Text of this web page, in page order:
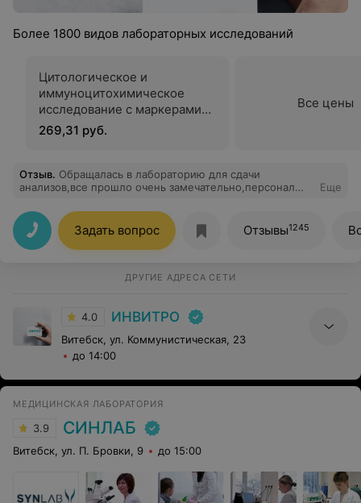
Более 1800 видов лабораторных исследований
Цитологическое и
иммуноцитохимическое
исследование c маркерами
p16INK4a и Ki-67 для
подтверждения дисплазии в
матки
269,31 руб.
Все цены
Отзыв. Обращалась в лабораторию для сдачи
анализов,все прошло очень замечательно,персонал
безболезненно, не смотря на мои сложные вены,
спасибо что вы есть!
Еще
Задать вопрос Отзывы1245
ДРУГИЕ АДРЕСА СЕТИ
4.0 ИНВИТРО
Витебск, ул. Коммунистическая, 23
до 14:00
МЕДИЦИНСКАЯ ЛАБОРАТОРИЯ
3.9 СИНЛАБ
Витебск, ул. П. Бровки, 9 до 15:00